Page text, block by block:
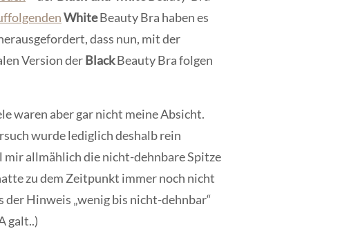
WhiteBeauty Bra haben es
dass nun, mit der
Version derBlackBeauty Bra folgen
waren aber gar nicht meine Absicht.
wurde lediglich deshalb rein
mir allmählich die nicht-dehnbare Spitze
zu dem Zeitpunkt immer noch nicht
der Hinweis „wenig bis nicht-dehnbar“
galt..)